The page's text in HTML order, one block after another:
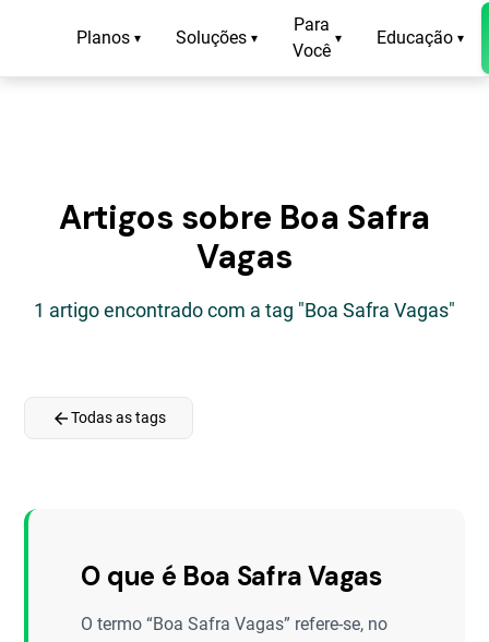
Planos ▾ Soluções ▾
Para
Você
▾ Educação ▾
Artigos sobre Boa Safra
Vagas
1 artigo encontrado com a tag "Boa Safra Vagas"
arrow_backTodas as tags
O que é Boa Safra Vagas
O termo “Boa Safra Vagas” refere-se, no